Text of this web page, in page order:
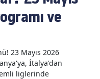
ve
23 Mayıs 2026
İtalya'dan
liglerinde